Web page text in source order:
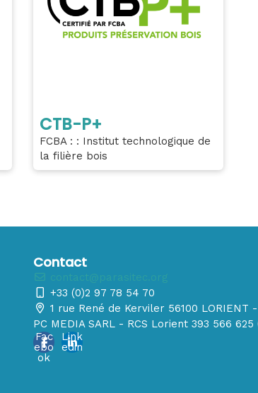
CTB-P+
FCBA : : Institut technologique de
la filière bois
Contact
+33 (0)2 97 78 54 70
1 rue René de Kerviler 56100 LORIENT -
PC MEDIA SARL - RCS Lorient 393 566 625
Fac
ebo
ok
Link
edin